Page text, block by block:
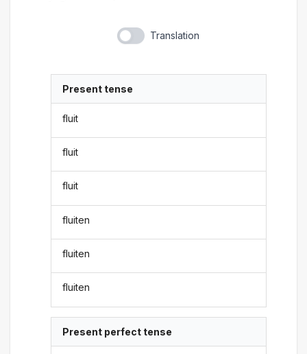
Translation
Present tense
fluit
fluit
fluit
fluiten
fluiten
fluiten
Present perfect tense